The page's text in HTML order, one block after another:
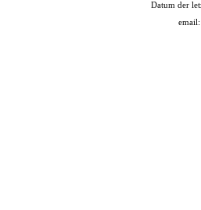
Datum der